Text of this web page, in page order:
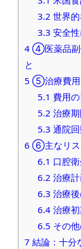
3.2 世界
3.3 安全
4④医薬品副
と
5 ⑤治療費用
5.1 費用
5.2 治療
5.3 通院
6 ⑥主なリス
6.1 口腔
6.2 治療
6.3 治療
6.4 治療
6.5 その
7 結論：十分